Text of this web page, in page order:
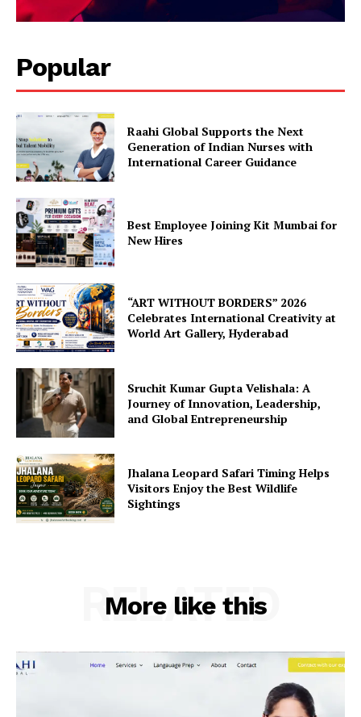
Popular
Raahi Global Supports the Next
Generation of Indian Nurses with
International Career Guidance
Best Employee Joining Kit Mumbai for
New Hires
“ART WITHOUT BORDERS” 2026
Celebrates International Creativity at
World Art Gallery, Hyderabad
Sruchit Kumar Gupta Velishala: A
Journey of Innovation, Leadership,
and Global Entrepreneurship
Jhalana Leopard Safari Timing Helps
Visitors Enjoy the Best Wildlife
Sightings
More like this
RELATED